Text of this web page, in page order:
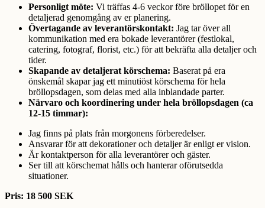
Personligt möte: Vi träffas 4-6 veckor före bröllopet för en
detaljerad genomgång av er planering.
Övertagande av leverantörskontakt: Jag tar över all
kommunikation med era bokade leverantörer (festlokal,
catering, fotograf, florist, etc.) för att bekräfta alla detaljer och
tider.
Skapande av detaljerat körschema: Baserat på era
önskemål skapar jag ett minutiöst körschema för hela
bröllopsdagen, som delas med alla inblandade parter.
Närvaro och koordinering under hela bröllopsdagen (ca
12-15 timmar):
Jag finns på plats från morgonens förberedelser.
Ansvarar för att dekorationer och detaljer är enligt er vision.
Är kontaktperson för alla leverantörer och gäster.
Ser till att körschemat hålls och hanterar oförutsedda
situationer.
Pris: 18 500 SEK